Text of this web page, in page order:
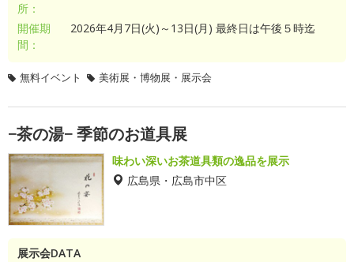
所：
開催期
間：
2026年4月7日(火)～13日(月) 最終日は午後５時迄
無料イベント 美術展・博物展・展示会
−茶の湯− 季節のお道具展
味わい深いお茶道具類の逸品を展示
広島県・広島市中区
展示会DATA